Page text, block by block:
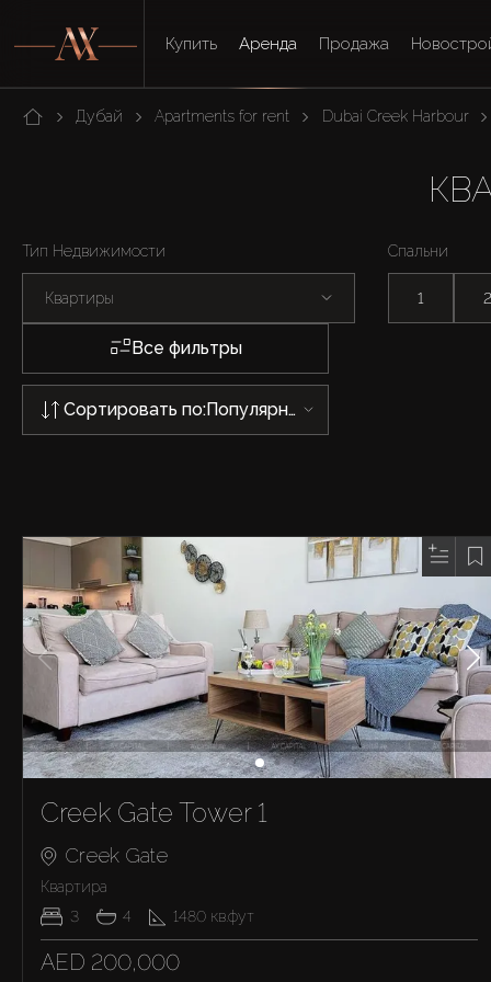
Купить Аренда Продажа
Дубай Apartments for rent Dubai Creek Harbour
Тип Недвижимости
Квартиры
Спальни
1 2
Все фильтры
Сортировать по: Популярности
Creek Gate Tower 1
Creek Gate
Квартира
3
4 1480 кв.фут
AED 200,000